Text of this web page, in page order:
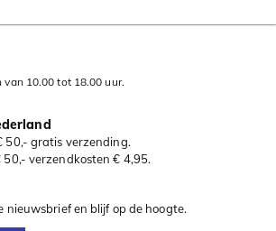
10.00 tot 18.00 uur.
50,- gratis verzending.
verzendkosten € 4,95.
nieuwsbrief en blijf op de hoogte.